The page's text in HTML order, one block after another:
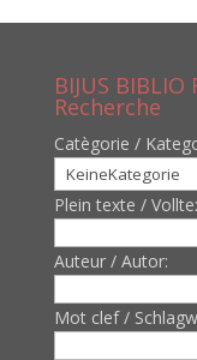
BIJUS BIBLIO
Recherche
Catègorie /
Plein texte /
Auteur / Autor:
Mot clef /